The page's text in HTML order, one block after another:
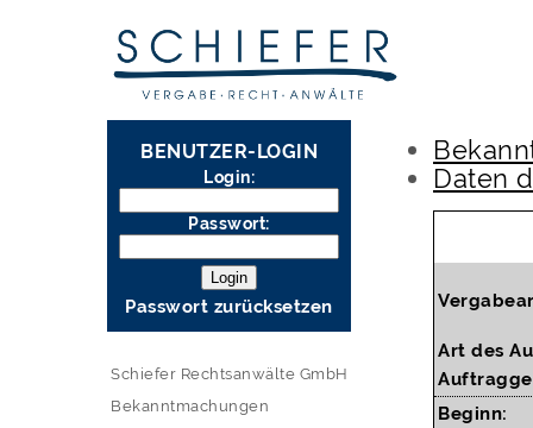
BENUTZER-LOGIN
Login:
Passwort:
Passwort zurücksetzen
Schiefer Rechtsanwälte GmbH
Bekanntmachungen
Daten
Art des
Beginn: